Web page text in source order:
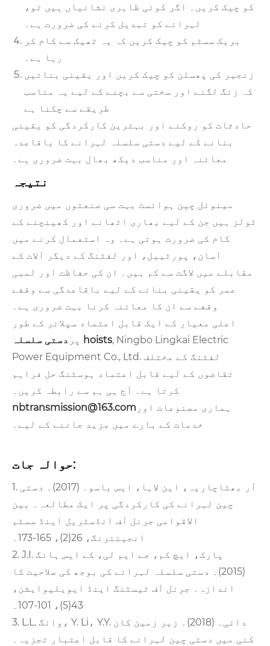
کو چیک کریں۔ اگر کوئی ظاہری نشانیاں ہیں تو،
لہرانے کو تبدیل کرنے کی ضرورت ہے۔
بریک سسٹم کو چیک کریں کہ یہ ٹھیک سے کام کر
رہا ہے۔
زنجیر کی پھسلن کو چیک کریں اور یقینی بنائیں
کہ زنگ لگنے اور سختی سے بچنے کے لیے یہ مناسب
طریقے سے چکنا ہے
حادثات کو روکنے اور بہترین کارکردگی کو یقینی
بنانے کے لیے دستی سلسلہ لہرانے کا باقاعدہ
معائنہ اور مناسب دیکھ بھال بہت ضروری ہے۔
نتیجہ
مینوئل چین ہوائسٹ بہت سی صنعتوں میں ضروری
ٹولز ہیں جن کے لیے بھاری اٹھانے اور کھینچنے کے
کام کی ضرورت ہوتی ہے۔ وہ استعمال کرنے میں
آسان، پورٹیبل، اور لفٹنگ کے دیگر آلات کے
مقابلے میں لاگت سے کم ہیں۔ ان کی حفاظت اور لمبی
عمر کو یقینی بنانے کے لیے باقاعدگی سے وقفے
وقفے سے ان کا معائنہ کرنا بہت ضروری ہے۔
اعلی معیار کے ایک قابل اعتماد سپلائر کے طور
پر
دستی سلسلہ hoists, Ningbo Lingkai Electric
Power Equipment Co., Ltd. لفٹنگ کے مختلف
تقاضوں کے لیے قابل اعتماد ہوسٹنگ حل فراہم
کرتا ہے۔ آج ہی ہم سے رابطہ کریں۔
nbtransmission@163.com ہماری مصنوعات اور
خدمات کے بارے میں مزید جاننے کے لیے۔
حوالہ جات:
1. آر بھٹاچاریہ، این لاہا، ایس باسو۔ (2017)۔ دستی
چین لہرانے کی کارکردگی پر ایک مطالعہ۔ بین
الاقوامی جرنل آف انڈسٹریل اینڈ سسٹم
انجینئرنگ، 26(2)، 165-173۔
2. J.I. پارک، ایچ کم، جے ایم لی، کے ایس ہانگ
(2015)۔ دستی سلسلہ لہرانے کی بوجھ کی صلاحیت کا
اندازہ۔ جرنل آف ٹیسٹنگ اینڈ ایویلیوایشن،
43(5)، 101-107۔
3. L.L. وانگ، Y. Li، Y.Y. دائی۔ (2018)۔ زیر زمین کان
کنی میں دستی چین لہرانے کا قابل اعتبار تجزیہ۔